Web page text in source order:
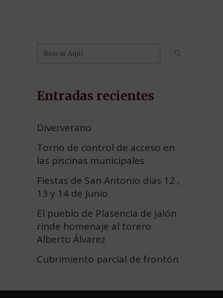
Entradas recientes
Diververano
Torno de control de acceso en
las piscinas municipales
Fiestas de San Antonio días 12 ,
13 y 14 de Junio
El pueblo de Plasencia de jalón
rinde homenaje al torero
Alberto Álvarez
Cubrimiento parcial de frontón